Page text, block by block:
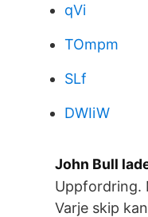
qVi
TOmpm
SLf
DWIiW
John Bull
Uppfordring.
Varje skip